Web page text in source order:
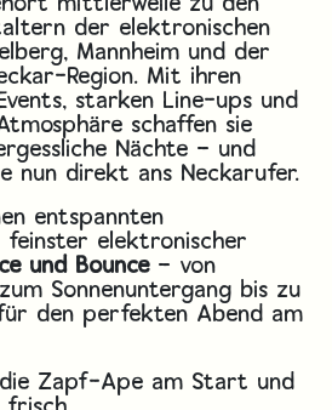
der elektronischen
Mannheim und der
Region. Mit ihren
starken Line-ups und
schaffen sie
Nächte – und
nun direkt ans Neckarufer.
entspannten
feinster elektronischer
und Bounce – von
Sonnenuntergang bis zu
den perfekten Abend am
Zapf-Ape am Start und